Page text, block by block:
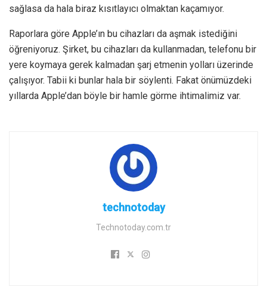
sağlasa da hala biraz kısıtlayıcı olmaktan kaçamıyor.
Raporlara göre Apple’ın bu cihazları da aşmak istediğini
öğreniyoruz. Şirket, bu cihazları da kullanmadan, telefonu bir
yere koymaya gerek kalmadan şarj etmenin yolları üzerinde
çalışıyor. Tabii ki bunlar hala bir söylenti. Fakat önümüzdeki
yıllarda Apple’dan böyle bir hamle görme ihtimalimiz var.
technotoday
Technotoday.com.tr